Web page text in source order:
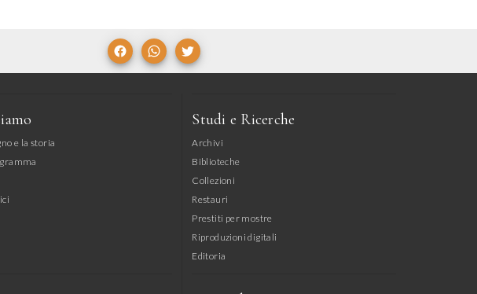
e la storia
Studi e Ricerche
Archivi
Biblioteche
Collezioni
Restauri
Prestiti per mostre
Riproduzioni digitali
Editoria